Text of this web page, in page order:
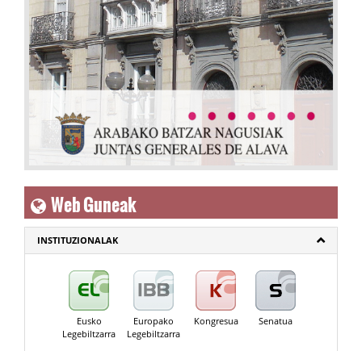
Web Guneak
INSTITUZIONALAK
Eusko
Legebiltzarra
Europako
Legebiltzarra
Kongresua Senatua